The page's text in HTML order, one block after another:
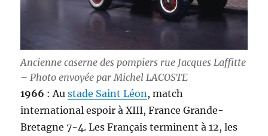
Ancienne caserne des pompiers rue Jacques Laffitte
– Photo envoyée par Michel LACOSTE
1966 : Austade Saint Léon , match
international espoir à XIII, France Grande-
Bretagne 7-4. Les Français terminent à 12, les